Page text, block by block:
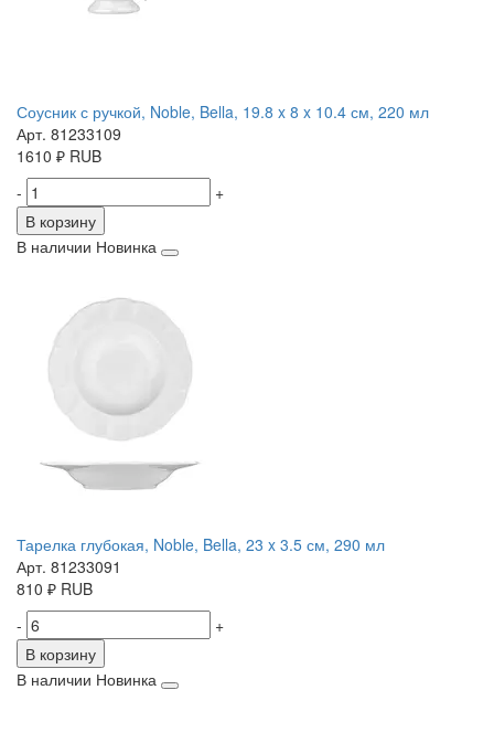
Соусник с ручкой, Noble, Bella, 19.8 x 8 x 10.4 см, 220 мл
Арт. 81233109
1610 ₽ RUB
-
+
В корзину
В наличии Новинка
Тарелка глубокая, Noble, Bella, 23 x 3.5 см, 290 мл
Арт. 81233091
810 ₽ RUB
-
+
В корзину
В наличии Новинка